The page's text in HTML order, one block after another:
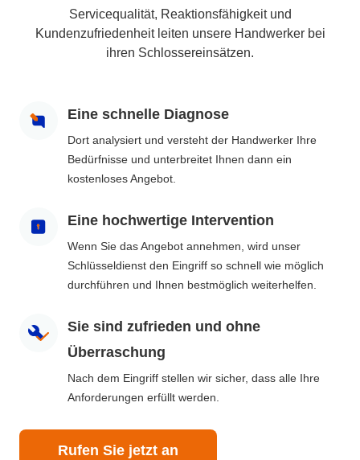
Servicequalität, Reaktionsfähigkeit und
Kundenzufriedenheit leiten unsere Handwerker bei
ihren Schlossereinsätzen.
Eine schnelle Diagnose
Dort analysiert und versteht der Handwerker Ihre
Bedürfnisse und unterbreitet Ihnen dann ein
kostenloses Angebot.
Eine hochwertige Intervention
Wenn Sie das Angebot annehmen, wird unser
Schlüsseldienst den Eingriff so schnell wie möglich
durchführen und Ihnen bestmöglich weiterhelfen.
Sie sind zufrieden und ohne
Überraschung
Nach dem Eingriff stellen wir sicher, dass alle Ihre
Anforderungen erfüllt werden.
Rufen Sie jetzt an